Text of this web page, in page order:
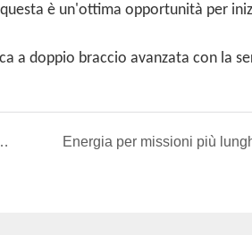
è un'ottima opportunità per
a doppio braccio avanzata con la
materiali più intelligente, sicuro ed efficiente